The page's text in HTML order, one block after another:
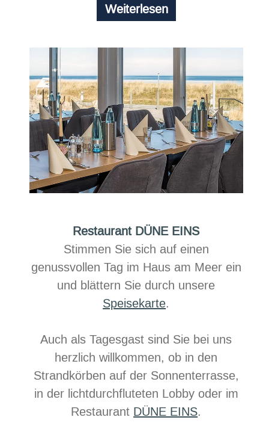
WeiterlesenChill
at
beach
Restaurant DÜNE EINS
Stimmen Sie sich auf einen
genussvollen Tag im Haus am Meer ein
und blättern Sie durch unsere
Speisekarte.
Auch als Tagesgast sind Sie bei uns
herzlich willkommen, ob in den
Strandkörben auf der Sonnenterrasse,
in der lichtdurchfluteten Lobby oder im
Restaurant DÜNE EINS.